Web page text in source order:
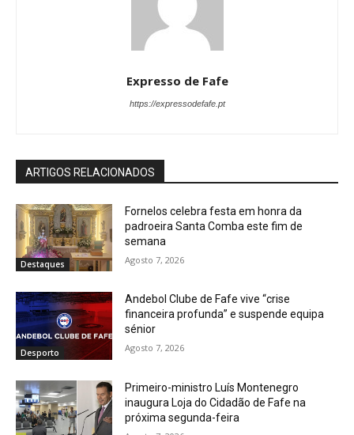
Expresso de Fafe
https://expressodefafe.pt
ARTIGOS RELACIONADOS
Destaques
Fornelos celebra festa em honra da
padroeira Santa Comba este fim de
semana
Agosto 7, 2026
Desporto
Andebol Clube de Fafe vive “crise
financeira profunda” e suspende equipa
sénior
Agosto 7, 2026
Primeiro-ministro Luís Montenegro
inaugura Loja do Cidadão de Fafe na
próxima segunda-feira